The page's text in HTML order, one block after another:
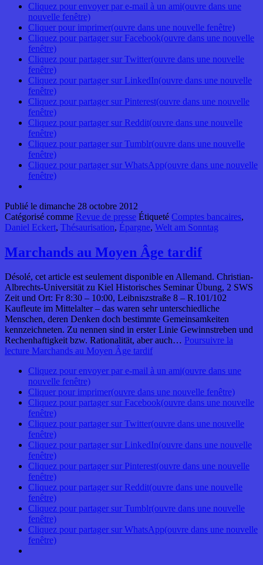
Cliquez pour envoyer par e-mail à un ami(ouvre dans une
nouvelle fenêtre)
Cliquer pour imprimer(ouvre dans une nouvelle fenêtre)
Cliquez pour partager sur Facebook(ouvre dans une nouvelle
fenêtre)
Cliquez pour partager sur Twitter(ouvre dans une nouvelle
fenêtre)
Cliquez pour partager sur LinkedIn(ouvre dans une nouvelle
fenêtre)
Cliquez pour partager sur Pinterest(ouvre dans une nouvelle
fenêtre)
Cliquez pour partager sur Reddit(ouvre dans une nouvelle
fenêtre)
Cliquez pour partager sur Tumblr(ouvre dans une nouvelle
fenêtre)
Cliquez pour partager sur WhatsApp(ouvre dans une nouvelle
fenêtre)
Publié le dimanche 28 octobre 2012
Catégorisé comme Revue de presse Étiqueté Comptes bancaires,
Daniel Eckert, Thésaurisation, Épargne, Welt am Sonntag
Marchands au Moyen Âge tardif
Désolé, cet article est seulement disponible en Allemand. Christian-
Albrechts-Universität zu Kiel Historisches Seminar Übung, 2 SWS
Zeit und Ort: Fr 8:30 – 10:00, Leibniszstraße 8 – R.101/102
Kaufleute im Mittelalter – das waren sehr unterschiedliche
Menschen, deren Denken doch bestimmte Gemeinsamkeiten
kennzeichneten. Zu nennen sind in erster Linie Gewinnstreben und
Rechenhaftigkeit bzw. Rationalität, aber auch… Poursuivre la
lecture Marchands au Moyen Âge tardif
Cliquez pour envoyer par e-mail à un ami(ouvre dans une
nouvelle fenêtre)
Cliquer pour imprimer(ouvre dans une nouvelle fenêtre)
Cliquez pour partager sur Facebook(ouvre dans une nouvelle
fenêtre)
Cliquez pour partager sur Twitter(ouvre dans une nouvelle
fenêtre)
Cliquez pour partager sur LinkedIn(ouvre dans une nouvelle
fenêtre)
Cliquez pour partager sur Pinterest(ouvre dans une nouvelle
fenêtre)
Cliquez pour partager sur Reddit(ouvre dans une nouvelle
fenêtre)
Cliquez pour partager sur Tumblr(ouvre dans une nouvelle
fenêtre)
Cliquez pour partager sur WhatsApp(ouvre dans une nouvelle
fenêtre)